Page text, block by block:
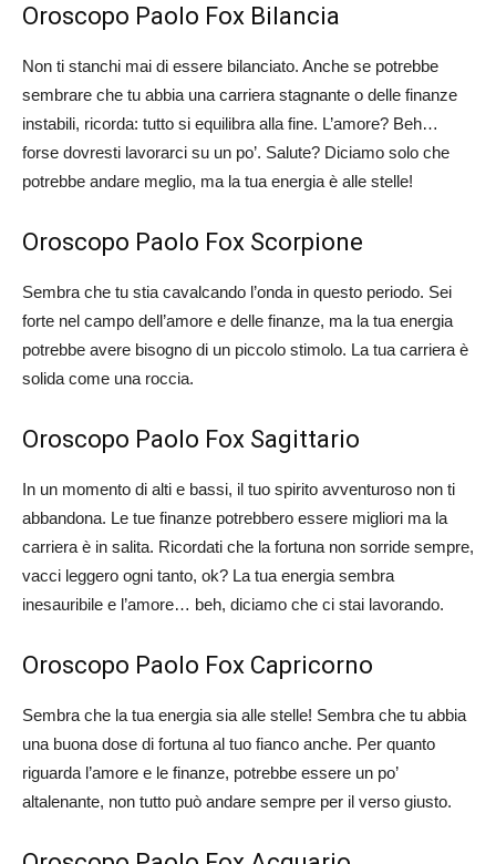
Oroscopo Paolo Fox Bilancia
Non ti stanchi mai di essere bilanciato. Anche se potrebbe
sembrare che tu abbia una carriera stagnante o delle finanze
instabili, ricorda: tutto si equilibra alla fine. L’amore? Beh…
forse dovresti lavorarci su un po’. Salute? Diciamo solo che
potrebbe andare meglio, ma la tua energia è alle stelle!
Oroscopo Paolo Fox Scorpione
Sembra che tu stia cavalcando l’onda in questo periodo. Sei
forte nel campo dell’amore e delle finanze, ma la tua energia
potrebbe avere bisogno di un piccolo stimolo. La tua carriera è
solida come una roccia.
Oroscopo Paolo Fox Sagittario
In un momento di alti e bassi, il tuo spirito avventuroso non ti
abbandona. Le tue finanze potrebbero essere migliori ma la
carriera è in salita. Ricordati che la fortuna non sorride sempre,
vacci leggero ogni tanto, ok? La tua energia sembra
inesauribile e l’amore… beh, diciamo che ci stai lavorando.
Oroscopo Paolo Fox Capricorno
Sembra che la tua energia sia alle stelle! Sembra che tu abbia
una buona dose di fortuna al tuo fianco anche. Per quanto
riguarda l’amore e le finanze, potrebbe essere un po’
altalenante, non tutto può andare sempre per il verso giusto.